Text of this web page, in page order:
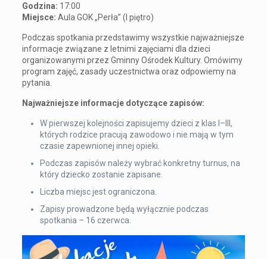
Godzina: 17:00
Miejsce: Aula GOK „Perła” (I piętro)
Podczas spotkania przedstawimy wszystkie najważniejsze
informacje związane z letnimi zajęciami dla dzieci
organizowanymi przez Gminny Ośrodek Kultury. Omówimy
program zajęć, zasady uczestnictwa oraz odpowiemy na
pytania.
Najważniejsze informacje dotyczące zapisów:
W pierwszej kolejności zapisujemy dzieci z klas I–III,
których rodzice pracują zawodowo i nie mają w tym
czasie zapewnionej innej opieki.
Podczas zapisów należy wybrać konkretny turnus, na
który dziecko zostanie zapisane.
Liczba miejsc jest ograniczona.
Zapisy prowadzone będą wyłącznie podczas
spotkania – 16 czerwca.